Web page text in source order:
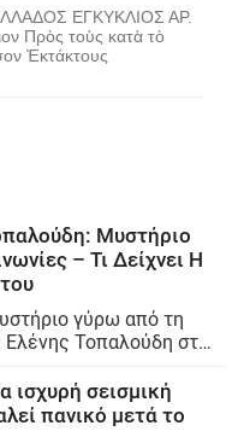
ΕΓΚΥΚΛΙΟΣ ΑΡ.
Πρὸς τοὺς κατὰ τὸ
Ἐκτάκτους